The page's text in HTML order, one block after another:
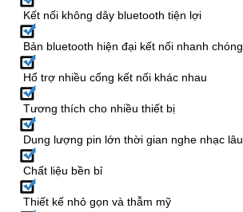
Kết nối không dây bluetooth tiện lợi
Bản bluetooth hiện đại kết nối nhanh chóng
Hổ trợ nhiều cổng kết nối khác nhau
Tương thích cho nhiều thiết bị
Dung lượng pin lớn thời gian nghe nhạc lâu
Chất liệu bền bỉ
Thiết kế nhỏ gọn và thẫm mỹ